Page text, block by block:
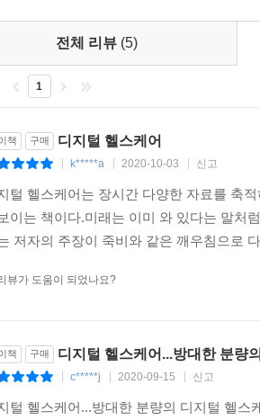
수면 모니터링 (1) 오라 링
수면 모니터링 (2) 슬립 사이클
, 효용의 세 가지 조건
블의 의료적 효용
측정하는 웨어러블
어떤 효용이 있는가
측정계를 이용한 임상연구
기반의 부정맥 측정
효용, 그 이상의 가치?
금전적 인센티브
중요하다
블의 오락적 효용: 포켓몬GO, 그리고 펠로
를 만들어내기 위한 구체적인 방안을
투자 경험을 바탕으로 국내 디지털 헬스
있다. 특히 산업계와 정부 부처의 실무
있을 것이다.
전체 리뷰 (5)
1
책 구매 디지털 헬스케어
k*****a 2020-10-03 신고
털 헬스케어는 장시간 다양한 자료를 축
이는 책이다.미래는 이미 와 있다는 말처
저자의 주장이 죽비와 같은 깨우침으로
뷰가 도움이 되었나요?
책 구매 디지털 헬스케어...방대한 분량
c*****j 2020-09-15 신고
털 헬스케어...방대한 분량의 디지털 헬